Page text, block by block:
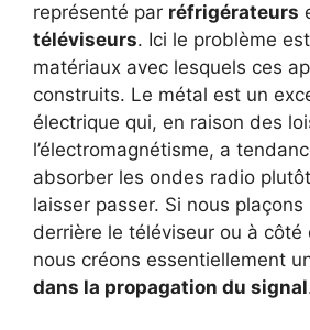
représenté par réfrigérateurs
téléviseurs. Ici le problème
matériaux avec lesquels ces
construits. Le métal est un
électrique qui, en raison des
l’électromagnétisme, a
absorber les ondes radio
laisser passer. Si nous
derrière le téléviseur ou à côté
nous créons essentiellement
dans la propagation du signal